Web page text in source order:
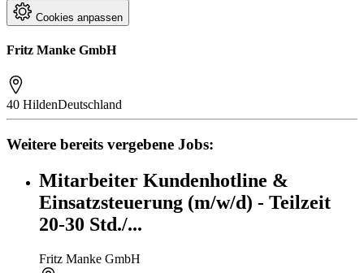
Cookies anpassen
Fritz Manke GmbH
40 HildenDeutschland
Weitere bereits vergebene Jobs:
Mitarbeiter Kundenhotline &
Einsatzsteuerung (m/w/d) - Teilzeit
20-30 Std./...
Fritz Manke GmbH